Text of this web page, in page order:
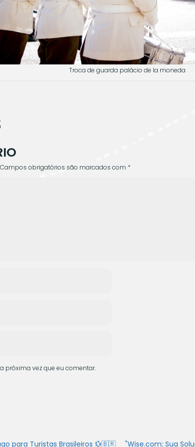
Troca de guarda palácio de la moneda
Campos obrigatórios são marcados com *
próxima vez que eu comentar.
para Turistas Brasileiros 💱🇧🇷 "Wise.com: Sua